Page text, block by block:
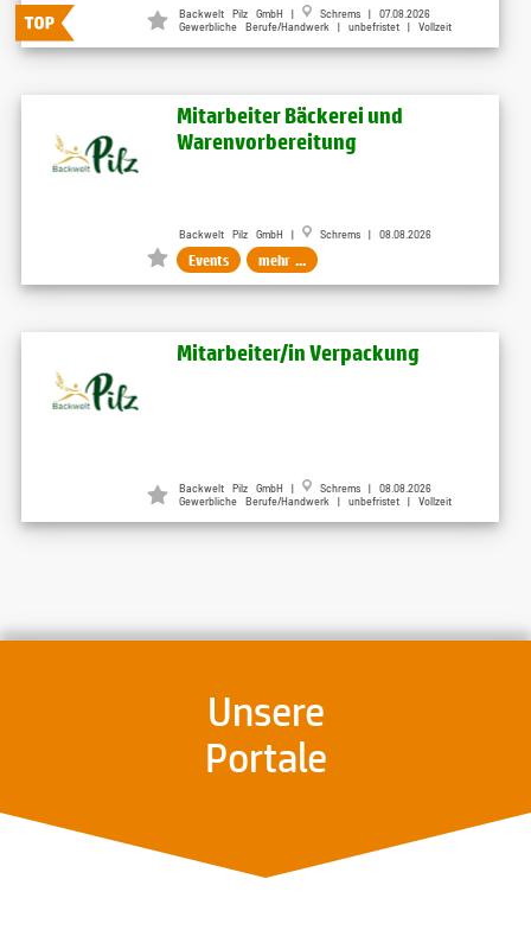
Backwelt Pilz GmbH |
Schrems | 07.08.2026
Gewerbliche Berufe/Handwerk | unbefristet | Vollzeit
Mitarbeiter Bäckerei und
Warenvorbereitung
Backwelt Pilz GmbH | Schrems | 08.08.2026
Events mehr ...
Mitarbeiter/in Verpackung
Backwelt Pilz GmbH |
Schrems | 08.08.2026
Gewerbliche Berufe/Handwerk | unbefristet | Vollzeit
Unsere
Portale